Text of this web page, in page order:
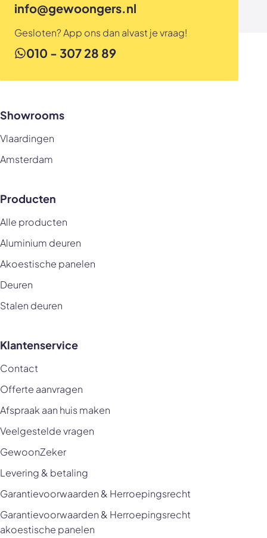
info@gewoongers.nl
Gesloten? App ons dan alvast je vraag!
010 - 307 28 89
Showrooms
Vlaardingen
Amsterdam
Producten
Alle producten
Aluminium deuren
Akoestische panelen
Deuren
Stalen deuren
Klantenservice
Contact
Offerte aanvragen
Afspraak aan huis maken
Veelgestelde vragen
GewoonZeker
Levering & betaling
Garantievoorwaarden & Herroepingsrecht
Garantievoorwaarden & Herroepingsrecht
akoestische panelen